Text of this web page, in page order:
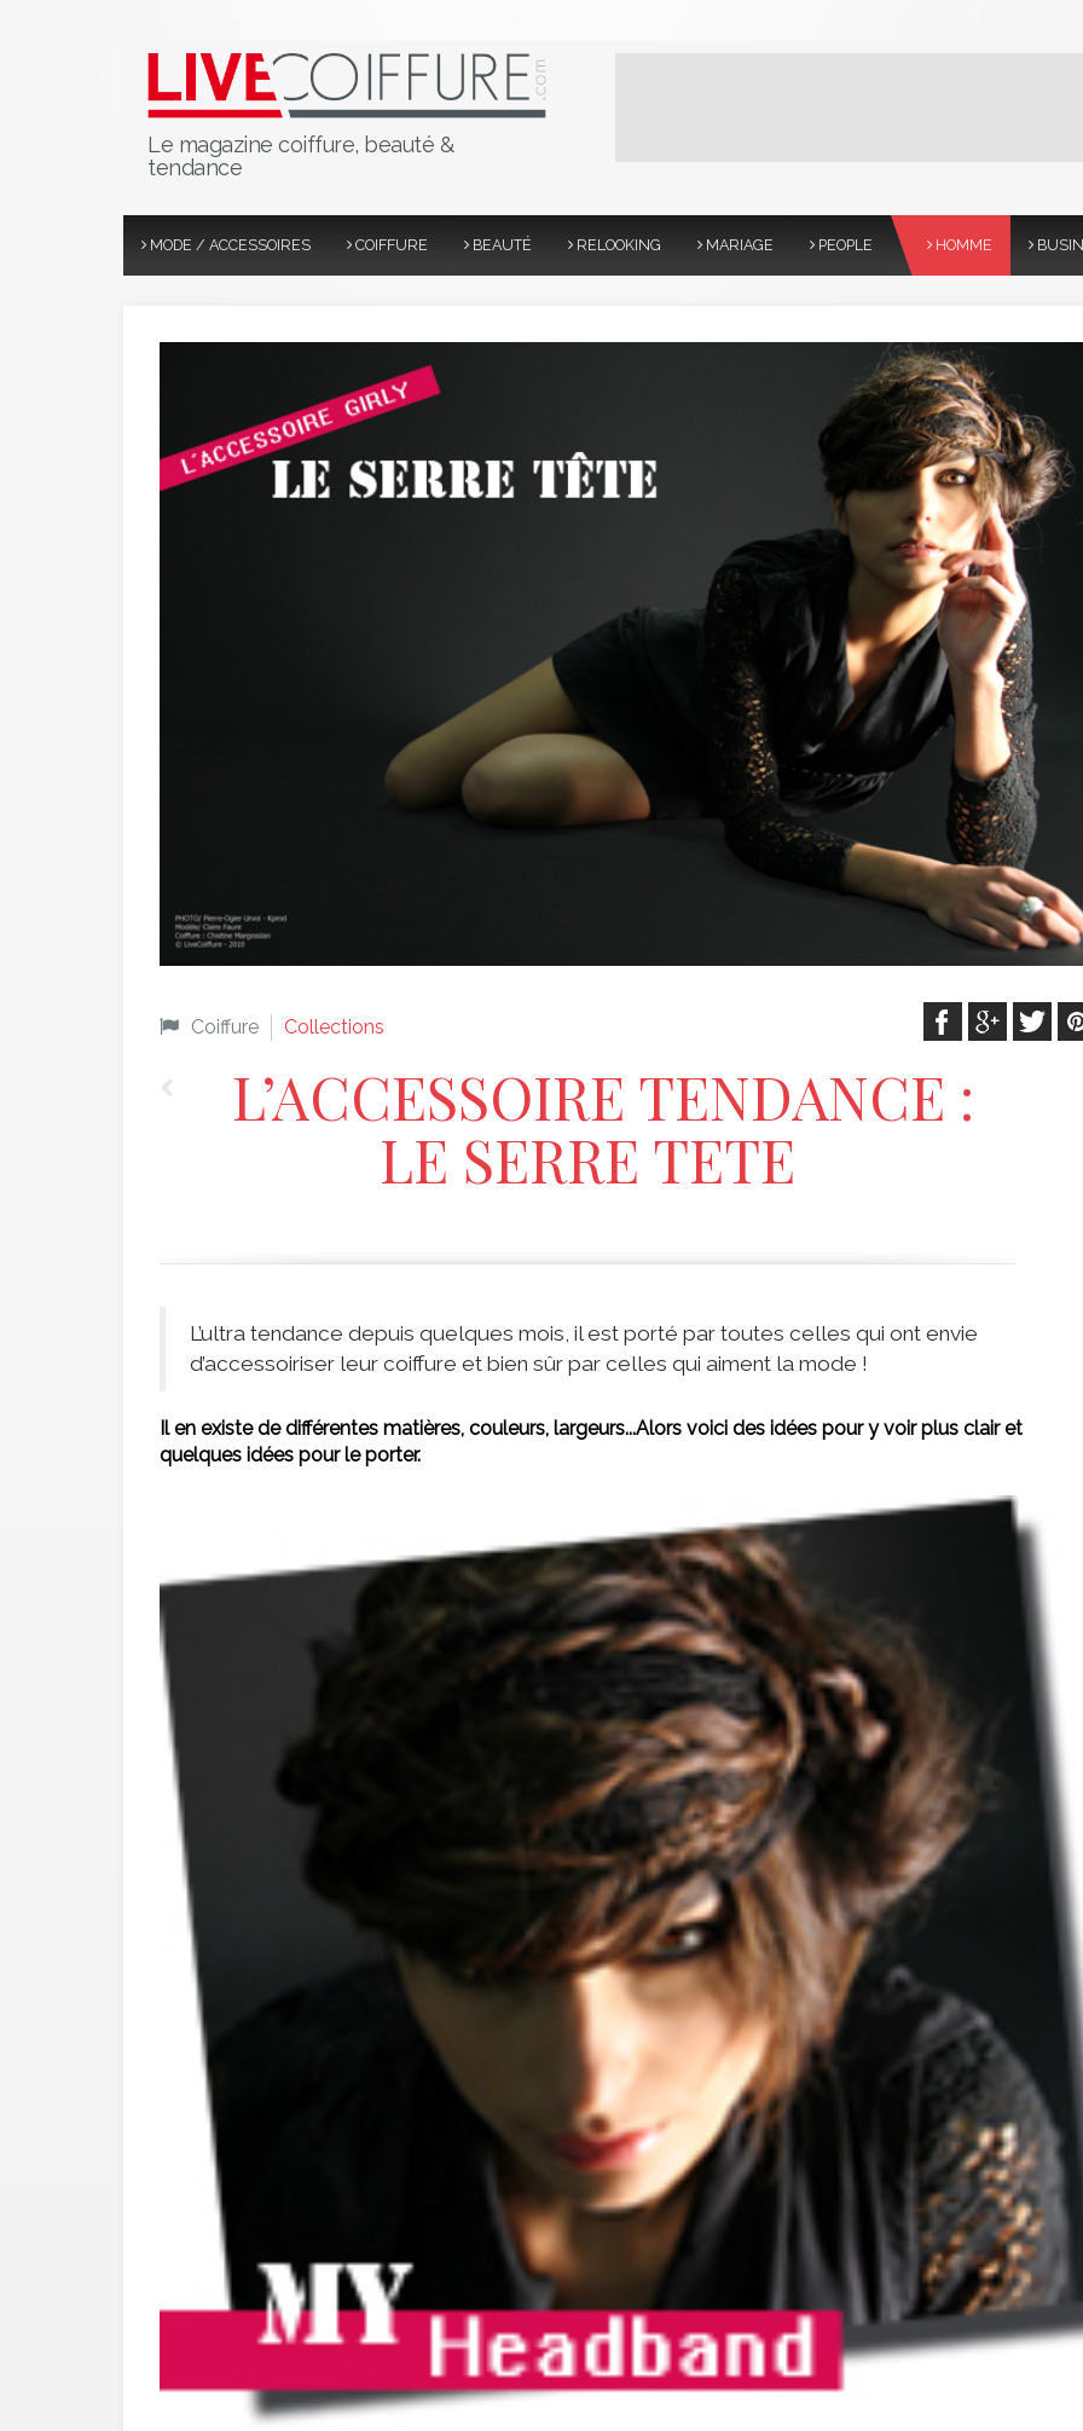
Le magazine coiffure, beauté &
tendance
MODE / ACCESSOIRES COIFFURE BEAUTÉ RELOOKING MARIAGE PEOPLE HOMME
Coiffure Collections
L’ACCESSOIRE TENDANCE :
LE SERRE TETE
L’ultra tendance depuis quelques mois, il est porté par toutes celles qui ont envie
d’accessoiriser leur coiffure et bien sûr par celles qui aiment la mode !
Il en existe de différentes matières, couleurs, largeurs...Alors voici des idées pour y voir plus clair et
quelques idées pour le porter.